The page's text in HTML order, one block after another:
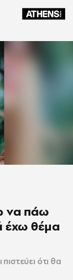
να πάω
έχω θέμα
ότι θα